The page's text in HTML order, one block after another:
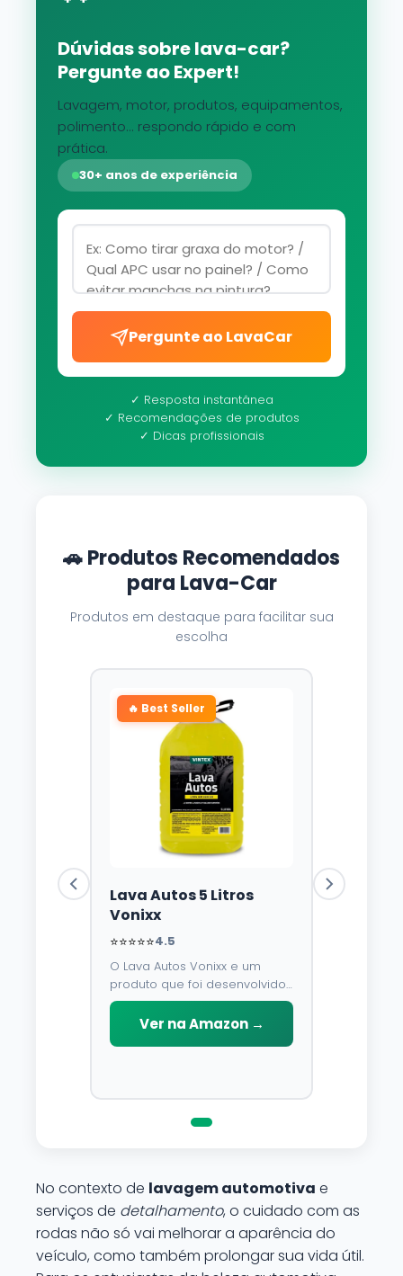
Dúvidas sobre lava-car?
Pergunte ao Expert!
Lavagem, motor, produtos, equipamentos,
polimento... respondo rápido e com
prática.
30+ anos de experiência
Pergunte ao LavaCar
✓ Resposta instantânea
✓ Recomendações de produtos
✓ Dicas profissionais
🚗 Produtos Recomendados
para Lava-Car
Produtos em destaque para facilitar sua
escolha
🔥 Best Seller
Lava Autos 5 Litros
Vonixx
⭐⭐⭐⭐⭐4.5
O Lava Autos Vonixx e um
produto que foi desenvolvido
para limpar, proteger e
conservar a lataria do veiculo.
Por possuir pH neutro, pode
Ver na Amazon →
No contexto de lavagem automotiva e
serviços de detalhamento, o cuidado com as
rodas não só vai melhorar a aparência do
veículo, como também prolongar sua vida útil.